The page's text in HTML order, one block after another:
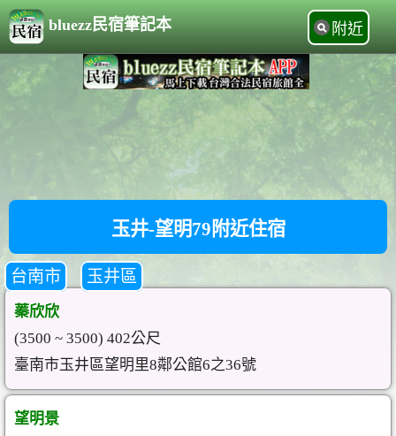
bluezz民宿筆記本 附近
玉井-望明79附近住宿
台南市 玉井區
蓁欣欣
(3500 ~ 3500) 402公尺
臺南市玉井區望明里8鄰公館6之36號
望明景